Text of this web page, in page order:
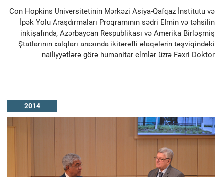
Con Hopkins Universitetinin Mərkəzi Asiya-Qafqaz İnstitutu və
İpək Yolu Araşdırmaları Proqramının sədri Elmin və təhsilin
inkişafında, Azərbaycan Respublikası və Amerika Birləşmiş
Ştatlarının xalqları arasında ikitərəfli əlaqələrin təşviqindəki
nailiyyətlərə görə humanitar elmlər üzrə Fəxri Doktor
2014